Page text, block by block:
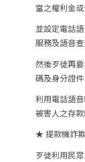
當之權利金或
並設定電話
服務及語音
然後歹徒再
碼及身分證
利用電話語
被害人之存
★ 提款機詐
歹徒利用民